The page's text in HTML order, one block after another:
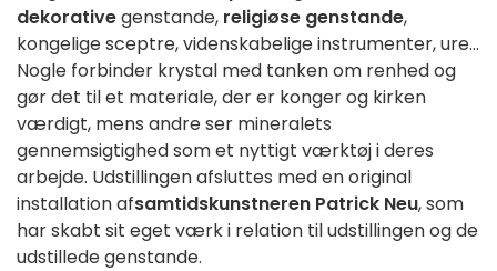
dekorativegenstande, religiøse genstande,
kongelige sceptre, videnskabelige instrumenter, ure...
Nogle forbinder krystal med tanken om renhed og
gør det til et materiale, der er konger og kirken
værdigt, mens andre ser mineralets
gennemsigtighed som et nyttigt værktøj i deres
arbejde. Udstillingen afsluttes med en original
installation afsamtidskunstneren Patrick Neu, som
har skabt sit eget værk i relation til udstillingen og de
udstillede genstande.